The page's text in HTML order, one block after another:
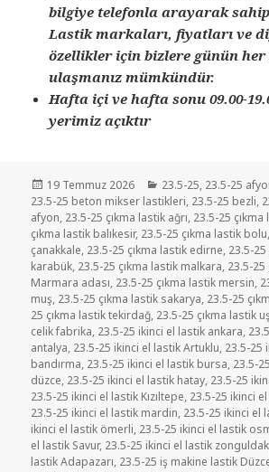
bilgiye telefonla arayarak
Lastik markaları, fiyatları ve
özellikler için bizlere günün
ulaşmanız mümkündür.
Hafta içi ve hafta sonu 09.00-
yerimiz açıktır
Yayın
tarihi
19 Temmuz 2026 Kategoriler
23.5-25, 23.5-25
23.5-25 beton mikser lastikleri, 23.5-25 bezli,
afyon, 23.5-25 çıkma lastik ağrı, 23.5-25
çıkma lastik balıkesir, 23.5-25 çıkma lastik bolu,
çanakkale, 23.5-25 çıkma lastik edirne, 23.5-
karabük, 23.5-25 çıkma lastik malkara, 23.5-25
Marmara adası, 23.5-25 çıkma lastik mersin,
muş, 23.5-25 çıkma lastik sakarya, 23.5-25
25 çıkma lastik tekirdağ, 23.5-25 çıkma lastik
celik fabrika, 23.5-25 ikinci el lastik ankara,
antalya, 23.5-25 ikinci el lastik Artuklu, 23.5-25
bandırma, 23.5-25 ikinci el lastik bursa, 23.5-
düzce, 23.5-25 ikinci el lastik hatay, 23.5-25
23.5-25 ikinci el lastik Kızıltepe, 23.5-25 ikinci
23.5-25 ikinci el lastik mardin, 23.5-25 ikinci el
ikinci el lastik ömerli, 23.5-25 ikinci el lastik
el lastik Savur, 23.5-25 ikinci el lastik zonguldak
lastik Adapazarı, 23.5-25 iş makine lastik